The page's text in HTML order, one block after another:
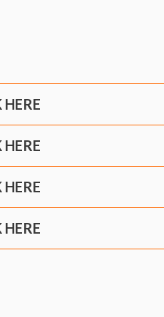
HERE
HERE
HERE
HERE